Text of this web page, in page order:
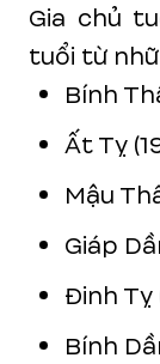
Gia chủ
tuổi từ
Bính
Ất Tỵ
Mậu
Giáp
Đinh Tỵ
Bính